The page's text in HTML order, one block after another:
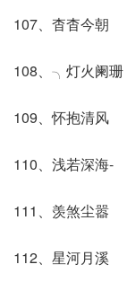
107、杳杳今朝
108、╮灯火阑珊
109、怀抱清风
110、浅若深海-
111、羡煞尘嚣
112、星河月溪